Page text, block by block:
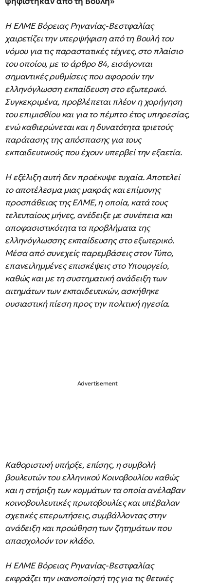
Η ΕΛΜΕ Βόρειας Ρηνανίας-Βεστφαλίας
χαιρετίζει την υπερψήφιση από τη Βουλή του
νόμου για τις παραστατικές τέχνες, στο πλαίσιο
του οποίου, με το άρθρο 84, εισάγονται
σημαντικές ρυθμίσεις που αφορούν την
ελληνόγλωσση εκπαίδευση στο εξωτερικό.
Συγκεκριμένα, προβλέπεται πλέον η χορήγηση
του επιμισθίου και για το πέμπτο έτος υπηρεσίας,
ενώ καθιερώνεται και η δυνατότητα τριετούς
παράτασης της απόσπασης για τους
εκπαιδευτικούς που έχουν υπερβεί την εξαετία.
Η εξέλιξη αυτή δεν προέκυψε τυχαία. Αποτελεί
το αποτέλεσμα μιας μακράς και επίμονης
προσπάθειας της ΕΛΜΕ, η οποία, κατά τους
τελευταίους μήνες, ανέδειξε με συνέπεια και
αποφασιστικότητα τα προβλήματα της
ελληνόγλωσσης εκπαίδευσης στο εξωτερικό.
Μέσα από συνεχείς παρεμβάσεις στον Τύπο,
επανειλημμένες επισκέψεις στο Υπουργείο,
καθώς και με τη συστηματική ανάδειξη των
αιτημάτων των εκπαιδευτικών, ασκήθηκε
ουσιαστική πίεση προς την πολιτική ηγεσία.
Καθοριστική υπήρξε, επίσης, η συμβολή
βουλευτών του ελληνικού Κοινοβουλίου καθώς
και η στήριξη των κομμάτων τα οποία ανέλαβαν
κοινοβουλευτικές πρωτοβουλίες και υπέβαλαν
σχετικές επερωτήσεις, συμβάλλοντας στην
ανάδειξη και προώθηση των ζητημάτων που
απασχολούν τον κλάδο.
Η ΕΛΜΕ Βόρειας Ρηνανίας-Βεστφαλίας
εκφράζει την ικανοποίησή της για τις θετικές